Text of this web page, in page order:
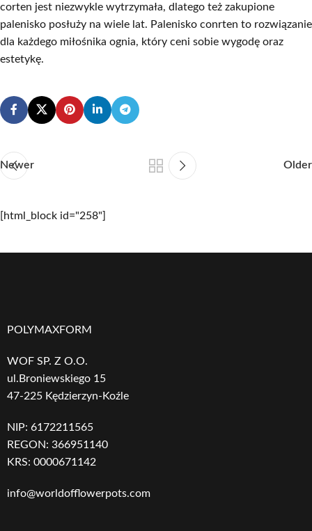
corten jest niezwykle wytrzymała, dlatego też zakupione
palenisko posłuży na wiele lat. Palenisko conrten to rozwiązanie
dla każdego miłośnika ognia, który ceni sobie wygodę oraz
estetykę.
Newer Older
[html_block id="258"]
POLYMAXFORM
WOF SP. Z O.O.
ul.Broniewskiego 15
47-225 Kędzierzyn-Koźle
NIP: 6172211565
REGON: 366951140
KRS: 0000671142
info@worldofflowerpots.com